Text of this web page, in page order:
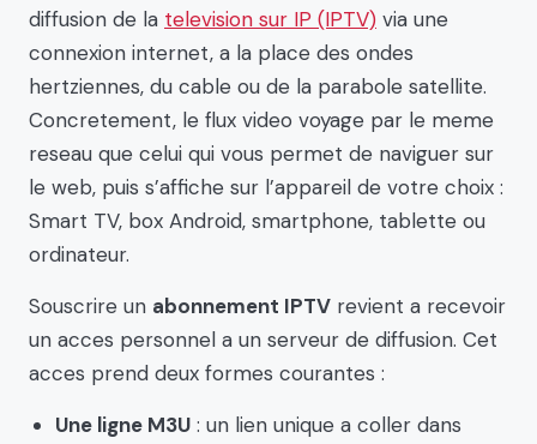
diffusion de la television sur IP (IPTV) via une
connexion internet, a la place des ondes
hertziennes, du cable ou de la parabole satellite.
Concretement, le flux video voyage par le meme
reseau que celui qui vous permet de naviguer sur
le web, puis s’affiche sur l’appareil de votre choix :
Smart TV, box Android, smartphone, tablette ou
ordinateur.
Souscrire un abonnement IPTV revient a recevoir
un acces personnel a un serveur de diffusion. Cet
acces prend deux formes courantes :
Une ligne M3U : un lien unique a coller dans